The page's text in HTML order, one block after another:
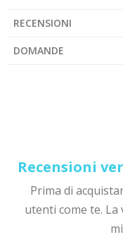
RECENSIONI
DOMANDE
Recensioni
Prima di
utenti come te.